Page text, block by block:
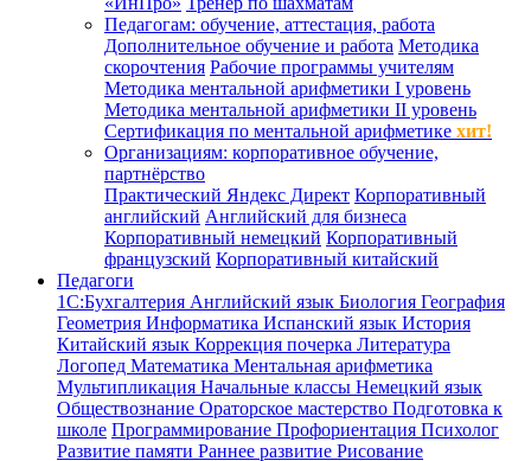
Педагогам: обучение, аттестация, работа
Дополнительное обучение и работа Методика
скорочтения Рабочие программы учителям
Методика ментальной арифметики I уровень
Методика ментальной арифметики II уровень
Сертификация по ментальной арифметике хит!
Организациям: корпоративное обучение,
партнёрство
Практический Яндекс Директ Корпоративный
английский Английский для бизнеса
Корпоративный немецкий Корпоративный
французский Корпоративный китайский
Педагоги
1С:Бухгалтерия Английский язык Биология География
Геометрия Информатика Испанский язык История
Китайский язык Коррекция почерка Литература
Логопед Математика Ментальная арифметика
Мультипликация Начальные классы Немецкий язык
Обществознание Ораторское мастерство Подготовка к
школе Программирование Профориентация Психолог
Развитие памяти Раннее развитие Рисование